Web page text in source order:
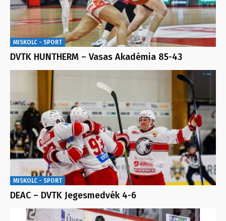
MISKOLC - SPORT
DVTK HUNTHERM – Vasas Akadémia 85-43
MISKOLC - SPORT
DEAC – DVTK Jegesmedvék 4-6